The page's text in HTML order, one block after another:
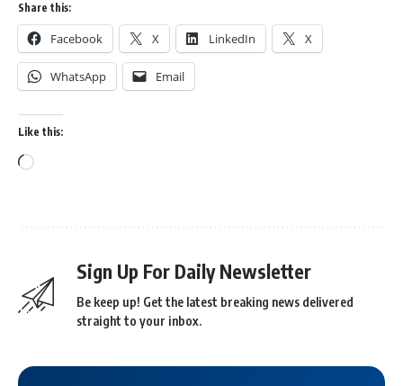
Share this:
Facebook X LinkedIn X
WhatsApp Email
Like this:
Sign Up For Daily Newsletter
Be keep up! Get the latest breaking news delivered
straight to your inbox.